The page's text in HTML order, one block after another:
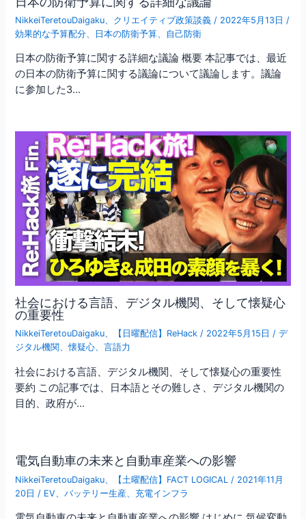
NikkeiTeretouDaigaku クリエイティブ政策談義 / 2022年5月13日 /
効果的な予算配分
日本の防衛予算 自己防衛
日本の防衛予算に関する詳細な議論 概要 本記事では、最近
の日本の防衛予算に関する議論について議論します。議論
に参加した3…
社会における言語、デジタル機関、そして懐疑心
の重要性
NikkeiTeretouDaigaku 【日曜配信】ReHack / 2022年5月15日 /デ
ジタル機関 、懐疑心 、言語力
社会における言語、デジタル機関、そして懐疑心の重要性
要約 この記事では、日本語とその難しさ、デジタル機関の
目的、政府が…
電気自動車の未来と自動車産業への影響
NikkeiTeretouDaigaku 【土曜配信】FACT LOGICAL / 2021年11月
20日 / EV 、バッテリー生産 、充電インフラ